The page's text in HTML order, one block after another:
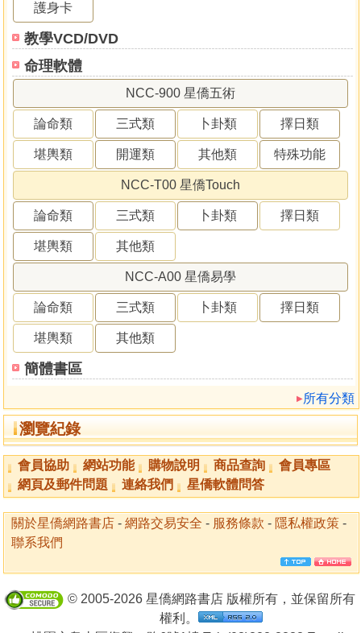
護身卡
教學VCD/DVD
命理軟體
NCC-900 星僑五術
論命類 三式類 卜卦類 擇日類
堪輿類 開運類 其他類 特殊功能
NCC-T00 星僑Touch
論命類 三式類 卜卦類 擇日類
堪輿類 其他類
NCC-A00 星僑易學
論命類 三式類 卜卦類 擇日類
堪輿類 其他類
簡體書區
所有分類
瀏覽紀錄
會員協助 網站功能 購物說明 商品查詢
會員專區
網頁及郵件問題
連絡我們 星僑軟體問答
關於星僑網路書店 - 網路交易安全 - 服務條款 - 隱私權政策 -
聯系我們
© 2005-2026 星僑網路書店 版權所有，並保留所有
權利。